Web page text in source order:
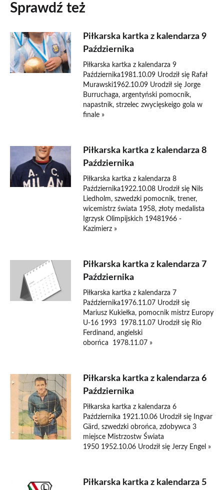
Sprawdź też
Piłkarska kartka z kalendarza 9
Października
Piłkarska kartka z kalendarza 9
Października1981.10.09 Urodził się Rafał
Murawski1962.10.09 Urodził się Jorge
Burruchaga, argentyński pomocnik,
napastnik, strzelec zwycięskeigo gola w
finale »
Piłkarska kartka z kalendarza 8
Października
Piłkarska kartka z kalendarza 8
Października1922.10.08 Urodził się Nils
Liedholm, szwedzki pomocnik, trener,
wicemistrz świata 1958, złoty medalista
Igrzysk Olimpijskich 19481966 -
Kazimierz »
Piłkarska kartka z kalendarza 7
Października
Piłkarska kartka z kalendarza 7
Października1976.11.07 Urodził się
Mariusz Kukiełka, pomocnik mistrz Europy
U-16 1993 1978.11.07 Urodził się Rio
Ferdinand, angielski
oborńca 1978.11.07 »
Piłkarska kartka z kalendarza 6
Października
Piłkarska kartka z kalendarza 6
Października 1921.10.06 Urodził się Ingvar
Gärd, szwedzki obrońca, zdobywca 3
miejsce Mistrzostw Świata
1950 1952.10.06 Urodził się Jerzy Engel »
Piłkarska kartka z kalendarza 5